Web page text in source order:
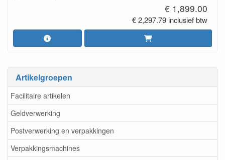
Artikelgroepen
Facilitaire artikelen
Geldverwerking
Postverwerking en verpakkingen
Verpakkingsmachines
€ 1,899.00
€ 2,297.79 inclusief btw